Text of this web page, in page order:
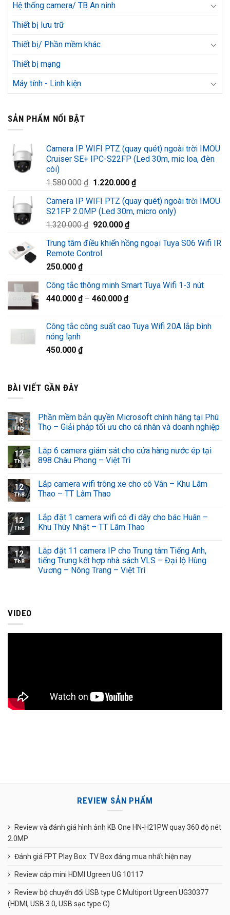
Hệ thống camera/ TB An ninh
Thiết bị lưu trữ
Thiết bị/ Phần mềm khác
Thiết bị mạng
Máy tính - Linh kiện
SẢN PHẨM NỔI BẬT
Camera IP WIFI PTZ (quay quét) ngoài trời IMOU
Cruiser SE+ IPC-S22FP (Led 30m, mic loa, đèn
còi)
1.580.000₫ Giá
là:
1.580.000 ₫.
1.220.000 ₫Giá
tại
là:
Camera IP WIFI PTZ (quay quét) ngoài trời IMOU
S21FP 2.0MP (Led 30m, micro only)
1.320.000₫ Giá
là:
1.320.000 ₫.
920.000 ₫Giá
tại
Trung tâm điều khiển hồng ngoại Tuya S06 Wifi IR
Remote Control
250.000 ₫
Công tắc thông minh Smart Tuya Wifi 1-3 nút
440.000 ₫– 460.000 ₫
Công tắc công suất cao Tuya Wifi 20A lắp bình
nóng lạnh
450.000 ₫
BÀI VIẾT GẦN ĐÂY
16
Th5
Phần mềm bản quyền Microsoft chính hãng tại Phú
Thọ – Giải pháp tối ưu cho cá nhân và doanh nghiệp
12
Th8
Lắp 6 camera giám sát cho cửa hàng nước ép tại
898 Châu Phong – Việt Trì
12
Th8
Lắp camera wifi trông xe cho cô Vân – Khu Lâm
Thao – TT Lâm Thao
12
Th8
Lắp đặt 1 camera wifi có đi dây cho bác Huân –
Khu Thùy Nhật – TT Lâm Thao
12
Th8
Lắp đặt 11 camera IP cho Trung tâm Tiếng Anh,
tiếng Trung kết hợp nhà sách VLS – Đại lộ Hùng
Vương – Nông Trang – Việt Trì
VIDEO
REVIEW SẢN PHẨM
Review và đánh giá hình ảnh KB One HN-H21PW quay 360 độ nét
2.0MP
Đánh giá FPT Play Box: TV Box đáng mua nhất hiện nay
Review cáp mini HDMI Ugreen UG 10117
Review bộ chuyển đổi USB type C Multiport Ugreen UG30377
(HDMI, USB 3.0, USB sạc type C)